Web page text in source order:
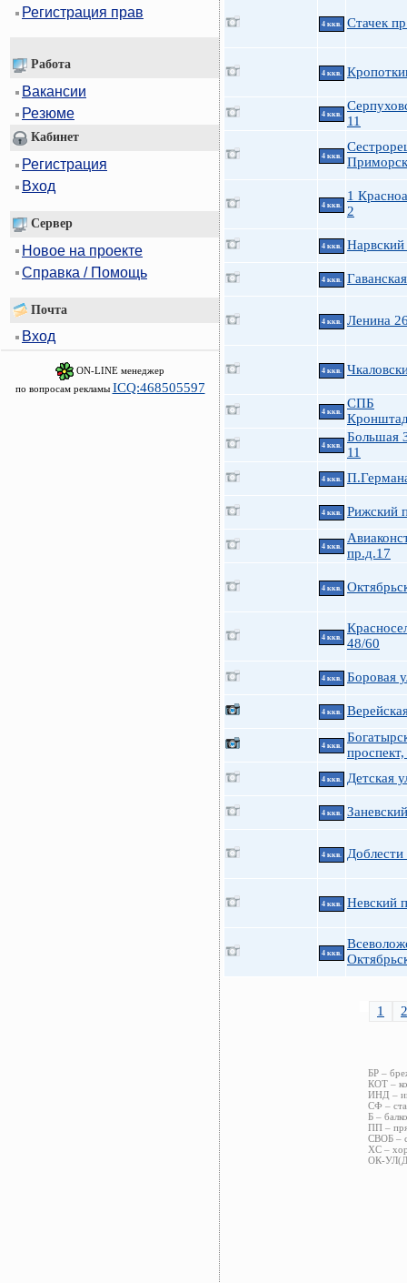
Регистрация прав
Работа
Вакансии
Резюме
Кабинет
Регистрация
Вход
Сервер
Новое на проекте
Справка / Помощь
Почта
Вход
ON-LINE менеджер
по вопросам рекламы ICQ:468505597
4 ккв. Стачек
4 ккв.
4 ккв.
11
4 ккв.
4 ккв.
1
2
4 ккв.
4 ккв.
4 ккв. Ленина
4 ккв.
4 ккв.
СПБ
4 ккв.
Большая
11
4 ккв.
4 ккв. Рижский
4 ккв.
пр.д.17
4 ккв.
4 ккв.
48/60
4 ккв. Боровая
4 ккв.
4 ккв.
4 ккв. Детская
4 ккв.
4 ккв.
4 ккв. Невский
4 ккв.
1 2
БР –
КОТ –
ИНД –
СФ –
Б –
ПП –
СВОБ –
ХС –
ОК-